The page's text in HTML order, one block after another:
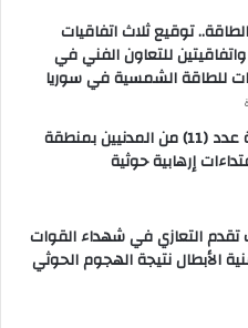
توقيع ثلاث اتفاقيات
للتعاون الفني في
للطاقة الشمسية في سوريا
التحالف: إصابة عدد (11) من المدنيين بمنطقة
إرهابية حوثية
تقدم التعازي في شهداء القوات
الأبطال نتيجة الهجوم الحوثي